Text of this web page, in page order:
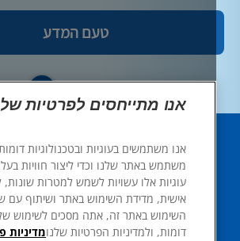
טעם המדע
מקורות מידע
אנו מתייחסים לפרטיות שלך
אנו משתמשים בעוגיות ובטכנולוגיות דומות
משתמש באתר שלנו וכדי ליצור חוויות בעלות
עוגיות אלו עשויות לשמש למטרות שונות,
אישית, מדידת השימוש באתר ושיתוף עם
השימוש באתר זה, אתה מסכים לשימוש שלנו
דומות, ולמדיניות הפרטיות שלנו מדיניות